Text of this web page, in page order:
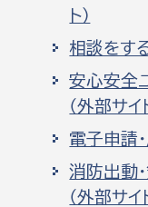
ト）
相談をす
安心安全
（外部サイ
電子申請・
消防出動
（外部サイ